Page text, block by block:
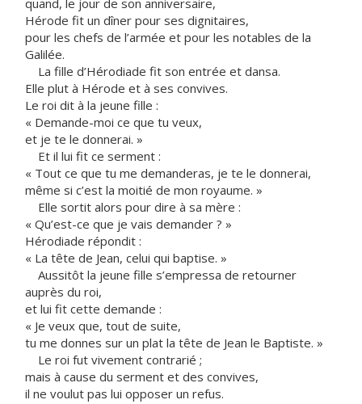
quand, le jour de son anniversaire,
Hérode fit un dîner pour ses dignitaires,
pour les chefs de l’armée et pour les notables de la
Galilée.
La fille d’Hérodiade fit son entrée et dansa.
Elle plut à Hérode et à ses convives.
Le roi dit à la jeune fille :
« Demande-moi ce que tu veux,
et je te le donnerai. »
Et il lui fit ce serment :
« Tout ce que tu me demanderas, je te le donnerai,
même si c’est la moitié de mon royaume. »
Elle sortit alors pour dire à sa mère :
« Qu’est-ce que je vais demander ? »
Hérodiade répondit :
« La tête de Jean, celui qui baptise. »
Aussitôt la jeune fille s’empressa de retourner
auprès du roi,
et lui fit cette demande :
« Je veux que, tout de suite,
tu me donnes sur un plat la tête de Jean le Baptiste. »
Le roi fut vivement contrarié ;
mais à cause du serment et des convives,
il ne voulut pas lui opposer un refus.